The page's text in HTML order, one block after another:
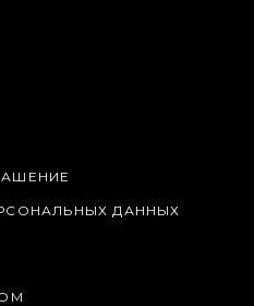
ДАННЫХ